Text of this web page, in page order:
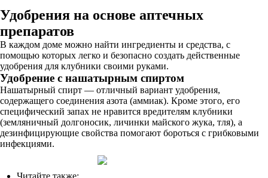
Удобрения на основе аптечных
препаратов
В каждом доме можно найти ингредиенты и средства, с
помощью которых легко и безопасно создать действенные
удобрения для клубники своими руками.
Удобрение с нашатырным спиртом
Нашатырный спирт — отличный вариант удобрения,
содержащего соединения азота (аммиак). Кроме этого, его
специфический запах не нравится вредителям клубники
(земляничный долгоносик, личинки майского жука, тля), а
дезинфицирующие свойства помогают бороться с грибковыми
инфекциями.
Читайте также: